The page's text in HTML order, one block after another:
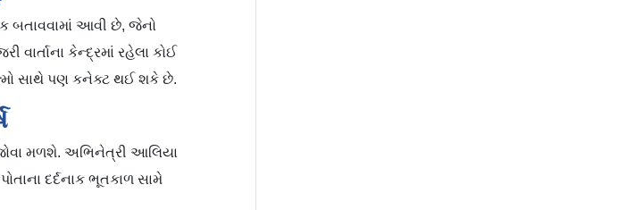
બતાવવામાં આવી છે, જેનો
કેન્દ્રમાં રહેલા કોઈ
સાથે પણ કનેક્ટ થઈ શકે છે.
મળશે. અભિનેત્રી આલિયા
દર્દનાક ભૂતકાળ સામે